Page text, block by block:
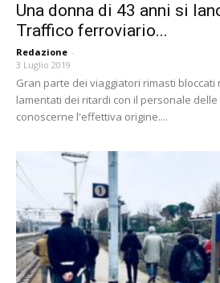
Una donna di 43 anni si
Traffico ferroviario...
Redazione -
3 Luglio 2019
Gran parte dei viaggiatori rimasti
lamentati dei ritardi con il personale delle
conoscerne l'effettiva origine....